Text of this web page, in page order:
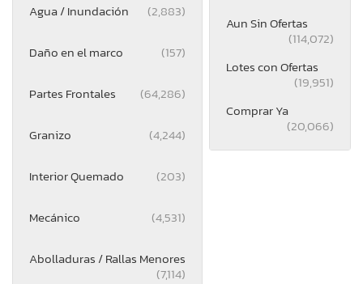
Agua / Inundación (2,883)
Daño en el marco (157)
Partes Frontales (64,286)
Granizo (4,244)
Interior Quemado (203)
Mecánico (4,531)
Abolladuras / Rallas Menores
(7,114)
Aun Sin Ofertas
(114,072)
Lotes con Ofertas
(19,951)
Comprar Ya
(20,066)